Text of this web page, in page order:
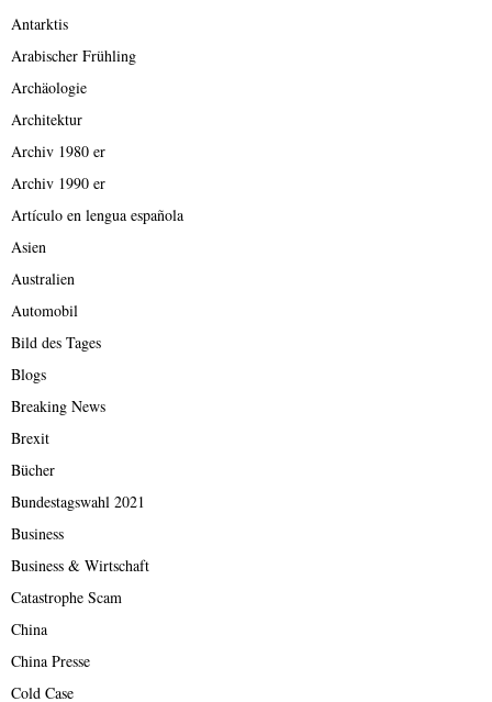
Antarktis
Arabischer Frühling
Archäologie
Architektur
Archiv 1980 er
Archiv 1990 er
Artículo en lengua española
Asien
Australien
Automobil
Bild des Tages
Blogs
Breaking News
Brexit
Bücher
Bundestagswahl 2021
Business
Business & Wirtschaft
Catastrophe Scam
China
China Presse
Cold Case